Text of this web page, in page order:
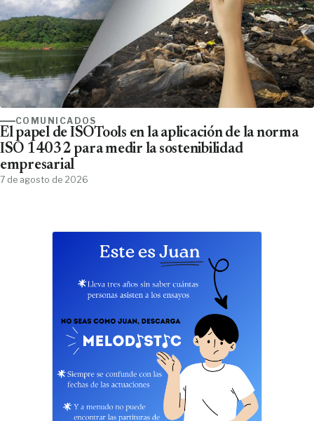
COMUNICADOS
El papel de ISOTools en la aplicación de la norma
ISO 14032 para medir la sostenibilidad
empresarial
7 de agosto de 2026